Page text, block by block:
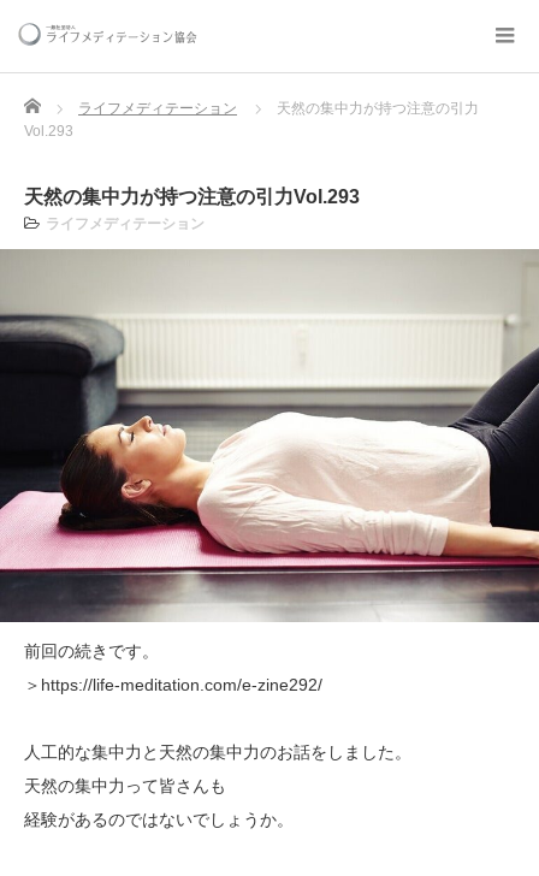
Home ライフメディテーション
天然の集中力が持つ注意の引力
Vol.293
天然の集中力が持つ注意の引力Vol.293
ライフメディテーション
前回の続きです。
＞https://life-meditation.com/e-zine292/
人工的な集中力と天然の集中力のお話をしました。
天然の集中力って皆さんも
経験があるのではないでしょうか。